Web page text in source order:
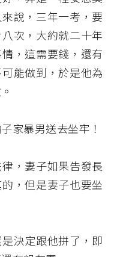
說，三年一考，要
次，大約就二十年
，這需要錢，還有
能做到，於是他為
家暴男送去坐牢！
，妻子如果告發長
，但是妻子也要坐
決定跟他拼了，即